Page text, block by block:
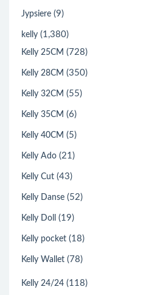
Jypsiere (9)
kelly (1,380)
Kelly 25CM (728)
Kelly 28CM (350)
Kelly 32CM (55)
Kelly 35CM (6)
Kelly 40CM (5)
Kelly Ado (21)
Kelly Cut (43)
Kelly Danse (52)
Kelly Doll (19)
Kelly pocket (18)
Kelly Wallet (78)
Kelly 24/24 (118)